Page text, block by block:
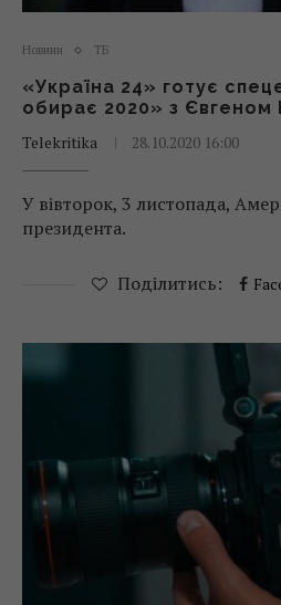
Новини ТБ
«Україна 24» готує
обирає 2020» з Євгеном
Telekritika
28.10.2020 16:00
У вівторок, 3 листопада,
президента.
Поділитись: